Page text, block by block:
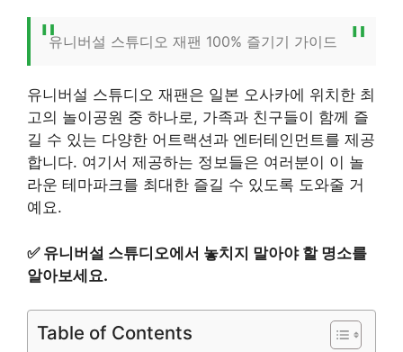
유니버설 스튜디오 재팬 100% 즐기기 가이드
유니버설 스튜디오 재팬은 일본 오사카에 위치한 최
고의 놀이공원 중 하나로, 가족과 친구들이 함께 즐
길 수 있는 다양한 어트랙션과 엔터테인먼트를 제공
합니다. 여기서 제공하는 정보들은 여러분이 이 놀
라운 테마파크를 최대한 즐길 수 있도록 도와줄 거
예요.
✅ 유니버설 스튜디오에서 놓치지 말아야 할 명소를
알아보세요.
Table of Contents